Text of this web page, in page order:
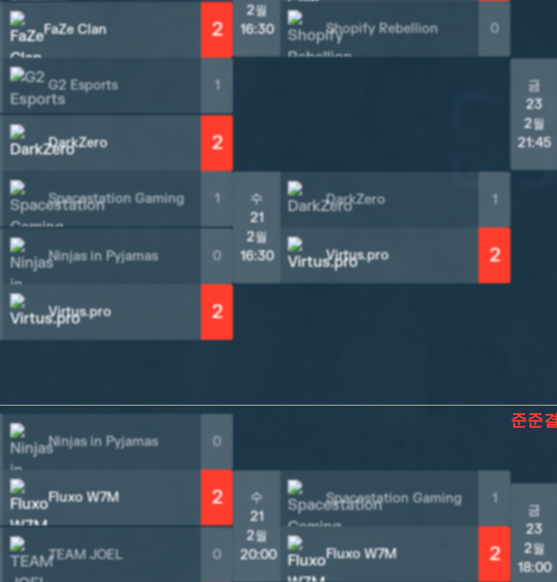
FaZe Clan 2
G2 Esports 1
DarkZero 2
Spacestation Gaming 1
Ninjas in Pyjamas 0
Virtus.pro 2
2월
16:30
Shopify Rebellion 0
수
21
2월
16:30
DarkZero 1
Virtus.pro 2
금
23
2월
21:45
Ninjas in Pyjamas 0
Fluxo W7M 2
TEAM JOEL 0
수
21
2월
20:00
Spacestation Gaming 1
Fluxo W7M 2
준준
금
23
2월
18:00